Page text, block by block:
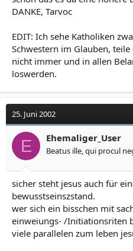
DANKE, Tarvoc
EDIT: Ich sehe Katholiken
Schwestern im Glauben,
nicht immer und in allen
loswerden.
25. Juni 2002
E Ehemaliger_User
Beatus ille, qui procul
sicher steht jesus auch für
bewusstseinszstand.
wer sich ein bisschen mit
einweiungs- /Initiationsriten
viele parallelen zum leben